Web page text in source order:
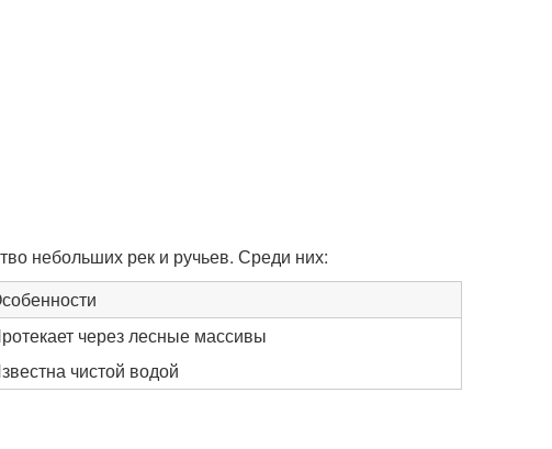
небольших рек и ручьев. Среди них:
через лесные массивы
чистой водой